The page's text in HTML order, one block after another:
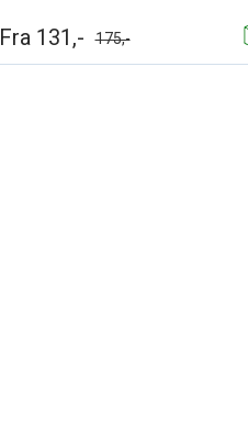
Fra 131,- 175,-